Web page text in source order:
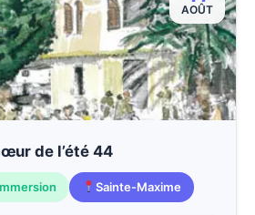
AOÛT
de l’été 44
Sainte-Maxime